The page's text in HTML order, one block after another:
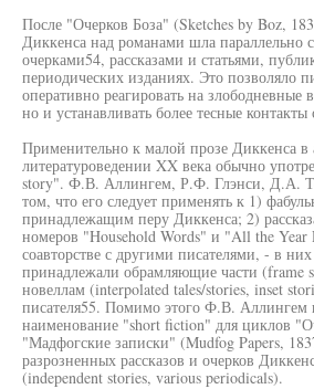
После "Очерков Боза" (Sketches by Boz,
Диккенса над романами шла параллельно
очерками54, рассказами и статьями,
периодических изданиях. Это позволяло
оперативно реагировать на злободневные
но и устанавливать более тесные контакты
Применительно к малой прозе Диккенса в
литературоведении XX века обычно
story". Ф.В. Аллингем, Р.Ф. Глэнси, Д.А.
том, что его следует применять к 1)
принадлежащим перу Диккенса; 2)
номеров "Household Words" и "All the
соавторстве с другими писателями, - в
принадлежали обрамляющие части (frame
новеллам (interpolated tales/stories, inset
писателя55. Помимо этого Ф.В. Аллингем
наименование "short fiction" для циклов
"Мадфогские записки" (Mudfog Papers,
разрозненных рассказов и очерков
(independent stories, various periodicals).